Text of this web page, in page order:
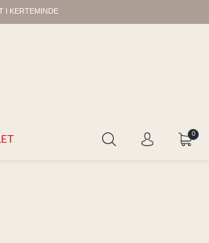
I KERTEMINDE
0